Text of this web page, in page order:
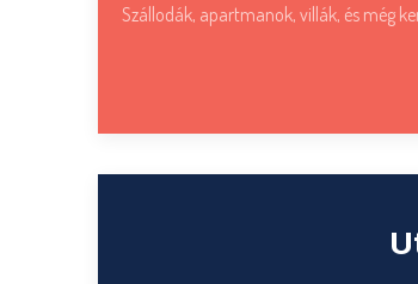
Szállodák, apartmanok, villák, és még